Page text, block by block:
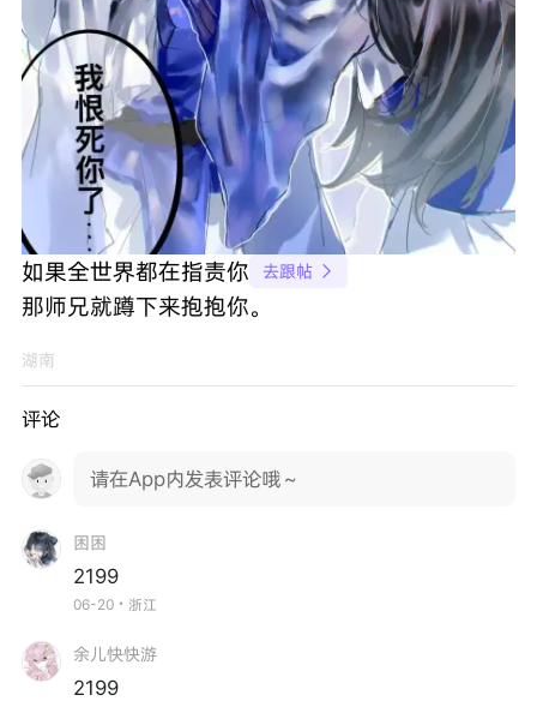
如果全世界都在指责你 去跟帖 
那师兄就蹲下来抱抱你。
湖南
评论
请在App内发表评论哦～
困困
2199
06-20・浙江
余儿快快游
2199